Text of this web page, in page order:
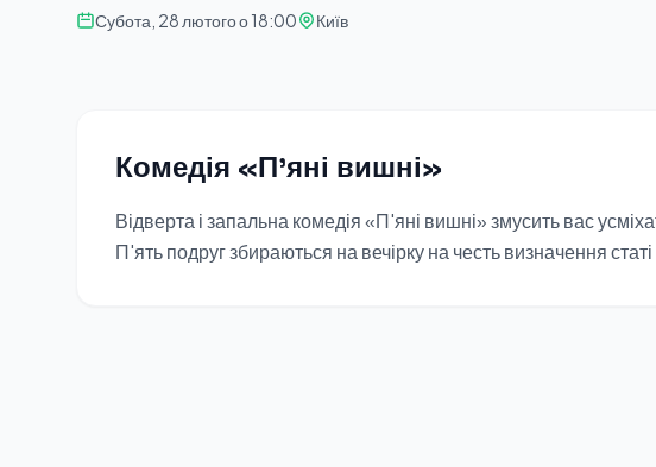
Субота, 28 лютого о 18:00 Київ
Комедія «П'яні вишні»
Відверта і запальна комедія «П'яні вишні» змусить вас
П'ять подруг збираються на вечірку на честь визначення